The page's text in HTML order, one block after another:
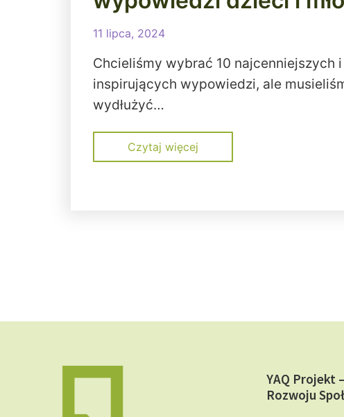
11 lipca, 2024
Chcieliśmy wybrać 10 najcenniejszych
inspirujących wypowiedzi, ale
wydłużyć…
Czytaj więcej
YAQ Projekt
Rozwoju